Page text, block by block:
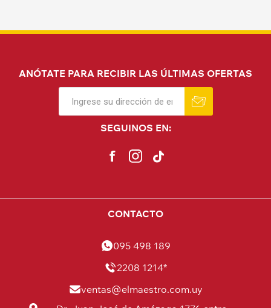
ANÓTATE PARA RECIBIR LAS ÚLTIMAS OFERTAS
SEGUINOS EN:
CONTACTO
095 498 189
2208 1214*
ventas@elmaestro.com.uy